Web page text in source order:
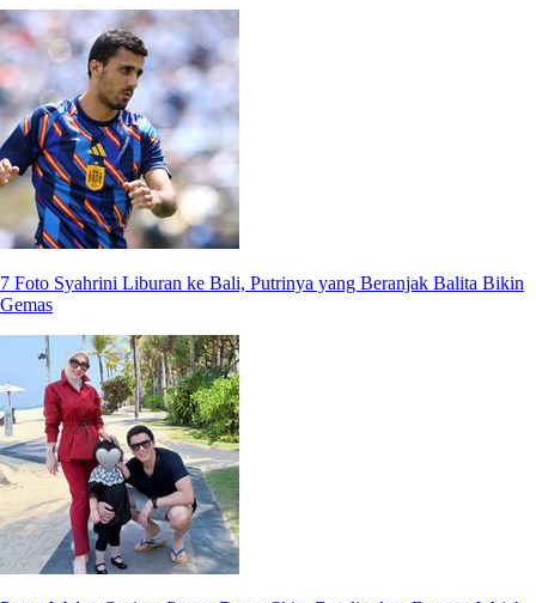
7 Foto Syahrini Liburan ke Bali, Putrinya yang Beranjak Balita Bikin
Gemas